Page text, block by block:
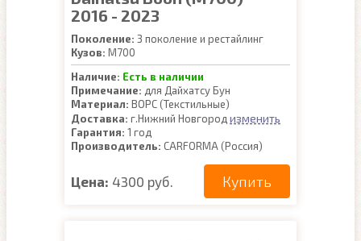
2016 - 2023
Поколение: 3 поколение и рестайлинг
Кузов: M700
Наличие: Есть в наличии
Примечание: для Дайхатсу Бун
Материал: ВОРС (Текстильные)
Доставка: г.Нижний Новгород изменить
Гарантия: 1 год
Производитель: CARFORMA (Россия)
Цена: 4300 руб. Купить